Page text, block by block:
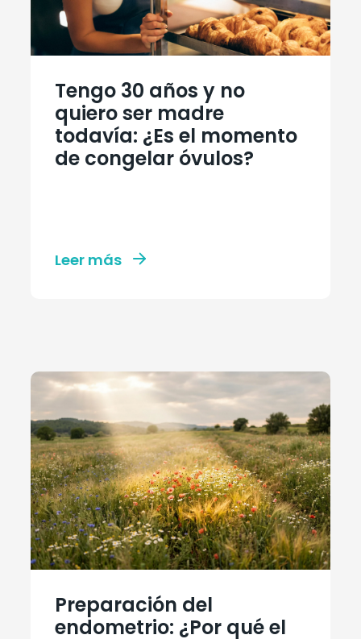
Tengo 30 años y no
quiero ser madre
todavía: ¿Es el momento
de congelar óvulos?
Leer más
Preparación del
endometrio: ¿Por qué el